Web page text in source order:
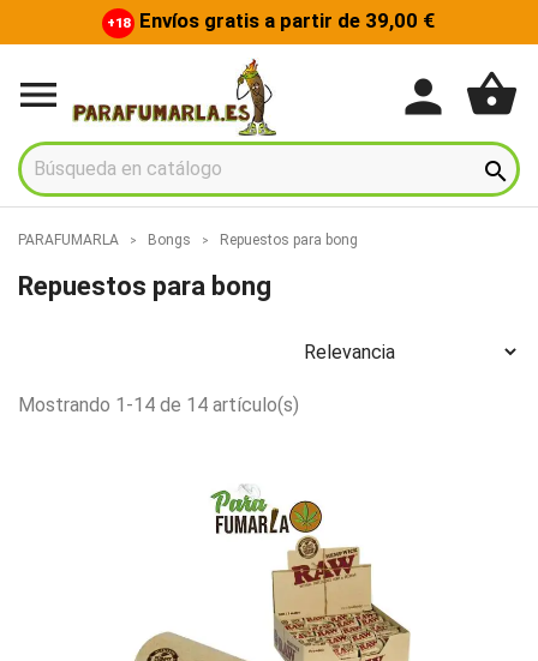
+18 Envíos gratis a partir de 39,00 €
 person shopping_basket

PARAFUMARLA Bongs Repuestos para bong
Repuestos para bong
Mostrando 1-14 de 14 artículo(s)